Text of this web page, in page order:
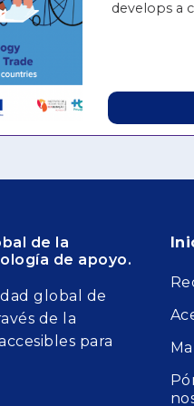
develops a
African
Congo. It
to their
while the
are
Policy Brief
the report.
de la
de apoyo.
global de
de la
para